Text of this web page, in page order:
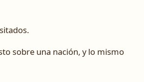
sobre una nación, y lo mismo